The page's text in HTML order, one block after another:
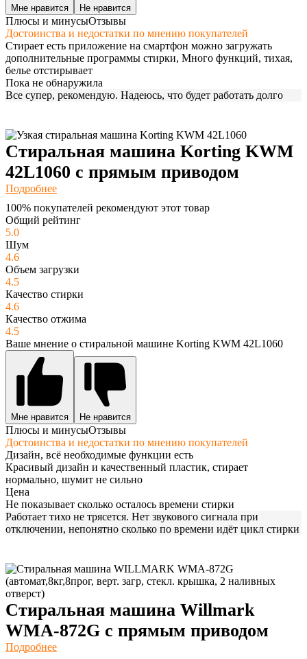
Мне нравится Не нравится
Плюсы и минусыОтзывы
Достоинства и недостатки по мнению покупателей
Стирает есть приложение на смартфон можно загружать
дополнительные программы стирки, Много функций, тихая,
белье отстирывает
Пока не обнаружила
Все супер, рекомендую. Надеюсь, что будет работать долго
Стиральная машина Korting KWM
42L1060 с прямым приводом
Подробнее
100% покупателей рекомендуют этот товар
Общий рейтинг
5.0
Шум
4.6
Объем загрузки
4.5
Качество стирки
4.6
Качество отжима
4.5
Ваше мнение о стиральной машине Korting KWM 42L1060
Мне нравится Не нравится
Плюсы и минусыОтзывы
Достоинства и недостатки по мнению покупателей
Дизайн, всё необходимые функции есть
Красивый дизайн и качественный пластик, стирает
нормально, шумит не сильно
Цена
Не показывает сколько осталось времени стирки
Работает тихо не трясется. Нет звукового сигнала при
отключении, непонятно сколько по времени идёт цикл стирки
Стиральная машина Willmark
WMA-872G с прямым приводом
Подробнее